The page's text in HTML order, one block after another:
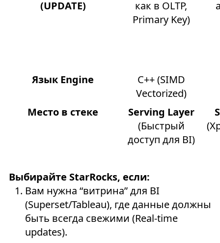
(UPDATE)
как в OLTP,
Primary Key)
Язык Engine
C++ (SIMD
Vectorized)
Место в стеке
Serving Layer
(Быстрый
доступ для BI)
Выбирайте StarRocks, если:
Вам нужна “витрина” для BI
(Superset/Tableau), где данные должны
быть всегда свежими (Real-time
updates).